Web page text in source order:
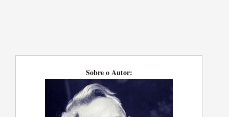
Sobre o Autor: